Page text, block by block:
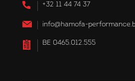
+32 11 44 74 37
info@hamofa-
BE 0465.012.555